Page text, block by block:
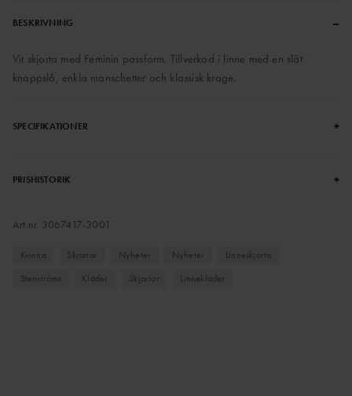
BESKRIVNING –
Vit skjorta med Feminin passform. Tillverkad i linne med en slät
knappslå, enkla manschetter och klassisk krage.
SPECIFIKATIONER +
PRISHISTORIK +
Art.nr. 3067417-3001
Kvinna Skjortor Nyheter Nyheter
Linneskjorta
Stenströms
Kläder Skjortor Linnekläder